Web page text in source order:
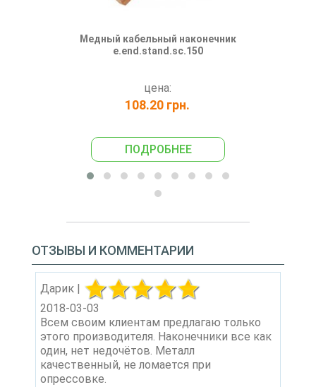
Медный кабельный наконечник
е.end.stand.sc.150
цена:
108.20 грн.
ПОДРОБНЕЕ
ОТЗЫВЫ И КОММЕНТАРИИ
Дарик |
2018-03-03
Всем своим клиентам предлагаю только
этого производителя. Наконечники все как
один, нет недочётов. Металл
качественный, не ломается при
опрессовке.